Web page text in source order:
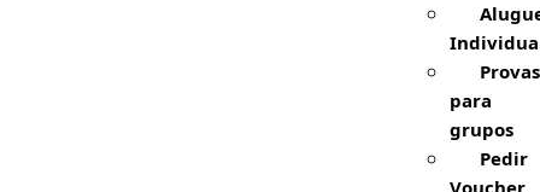
Provas
para
grupos
Pedir
Voucher